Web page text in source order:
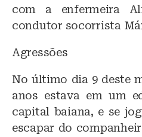
com a enfermeira
condutor socorrista
Agressões
No último dia 9 deste
anos estava em um
capital baiana, e se
escapar do